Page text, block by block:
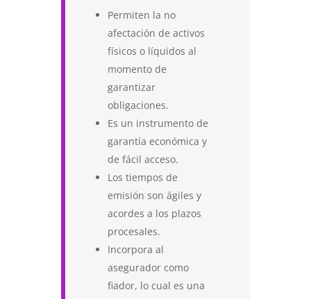
Permiten la no
afectación de activos
físicos o líquidos al
momento de
garantizar
obligaciones.
Es un instrumento de
garantía económica y
de fácil acceso.
Los tiempos de
emisión son ágiles y
acordes a los plazos
procesales.
Incorpora al
asegurador como
fiador, lo cual es una